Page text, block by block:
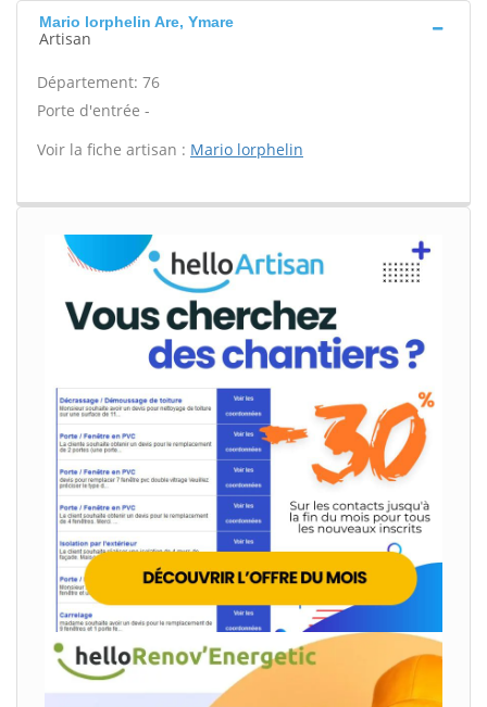
Mario lorphelin Are, Ymare
Artisan
Département: 76
Porte d'entrée -
Voir la fiche artisan : Mario lorphelin